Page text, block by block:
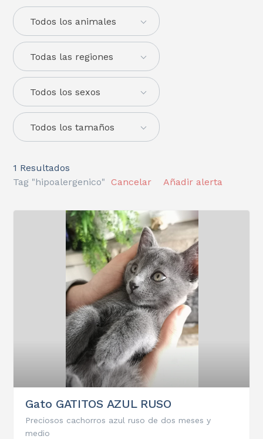
Todas las regiones
Todos los animales
Todos los sexos
Todos los tamaños
1 Resultados
Tag "hipoalergenico"
Cancelar Añadir alerta
Gato GATITOS AZUL RUSO
Preciosos cachorros azul ruso de dos meses y
medio